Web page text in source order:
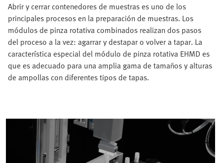
Abrir y cerrar contenedores de muestras es uno de los
principales procesos en la preparación de muestras. Los
módulos de pinza rotativa combinados realizan dos pasos
del proceso a la vez: agarrar y destapar o volver a tapar. La
característica especial del módulo de pinza rotativa EHMD es
que es adecuado para una amplia gama de tamaños y alturas
de ampollas con diferentes tipos de tapas.